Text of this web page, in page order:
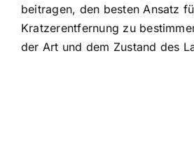
beitragen, den besten Ansatz
Kratzerentfernung zu
der Art und dem Zustand des